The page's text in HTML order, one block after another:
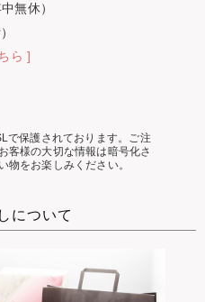
無休）
ら ]
で保護されております。ご注
客様の大切な情報は暗号化さ
物をお楽しみください。
について